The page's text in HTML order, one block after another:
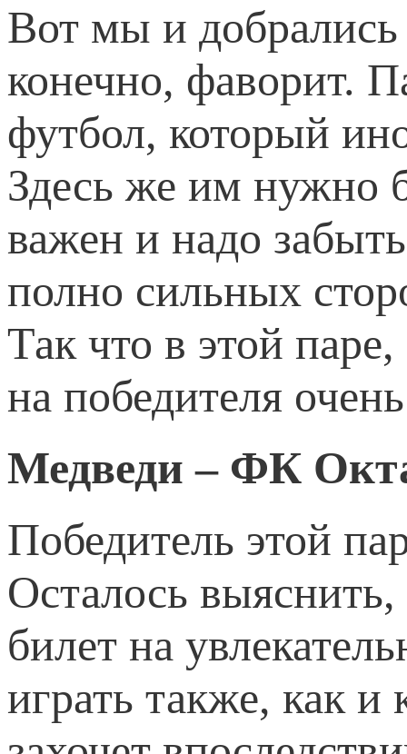
Вот мы и
конечно, фаворит.
футбол, который
Здесь же им нужно
важен и надо
полно сильных
Так что в этой
на победителя
Медведи – ФК
Победитель этой
Осталось выяснить,
билет на
играть также, как